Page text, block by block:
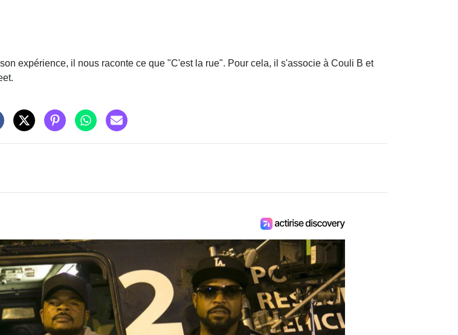
expérience, il nous raconte ce que "C'est la rue". Pour cela, il s'associe à Couli B et